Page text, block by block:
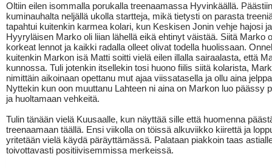
Oltiin eilen isommalla porukalla treenaamassa Hyvinkäällä.
kuminauhalta neljällä ukolla startteja, mikä tietysti on parasta
tapahtui kuitenkin karmea kolari, kun Keskisen Jonin vehje hajosi ja
Hyyryläisen Marko oli liian lähellä eikä ehtinyt väistää. Siitä Marko
korkeat lennot ja kaikki radalla olleet olivat todella huolissaan.
kuitenkin Markon isä Matti soitti vielä eilen illalla sairaalasta, että
kunnossa. Tuli jotenkin itsellekin tosi huono fiilis siitä kolarista,
nimittäin aikoinaan opettanu mut ajaa viissatasella ja ollu aina
Nyttekin kun oon muuttanu Lahteen ni aina on Markon luo päässy
ja huoltamaan vehkeitä.
Tulin tänään vielä Kuusaalle, kun näyttää sille että huomenna
treenaamaan täällä. Ensi viikolla on töissä alkuviikko kiirettä ja
yritetään vielä käydä päräyttämässä. Palataan piakkoin taas
toivottavasti positiivisemmissa merkeissä.